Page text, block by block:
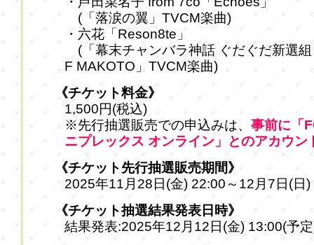
(「落涙の翼」TVCM楽曲)
・六花「Reson8te」
(「幕末チャンバラ神話 ぐだぐだ新選
F MAKOTO」TVCM楽曲)
《チケット料金》
1,500円(税込)
※先行抽選販売での申込みは、事前に「
ニプレックス オンライン」とのアカウン
《チケット先行抽選販売期間》
2025年11月28日(金) 22:00～12月7日(日
《チケット抽選結果発表日時》
結果発表:2025年12月12日(金) 13:00(予